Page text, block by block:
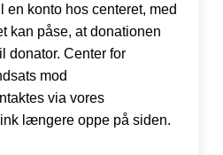
en konto hos centeret, med
kan påse, at donationen
donator. Center for
mod
via vores
længere oppe på siden.